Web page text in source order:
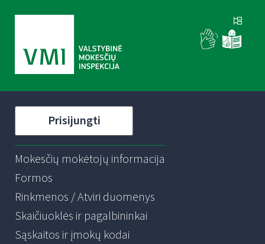
Prisijungti
Mokesčių mokėtojų informacija
Formos
Rinkmenos / Atviri duomenys
Skaičiuoklės ir pagalbininkai
Sąskaitos ir įmokų kodai